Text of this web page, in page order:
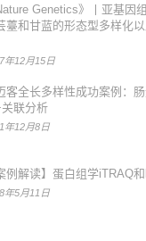
Genetics》丨亚基因
薹和甘蓝的形态型多样化
年12月15日
客全长多样性成功案例：
联分析
年12月8日
例解读】蛋白组学iTRAQ
年5月11日